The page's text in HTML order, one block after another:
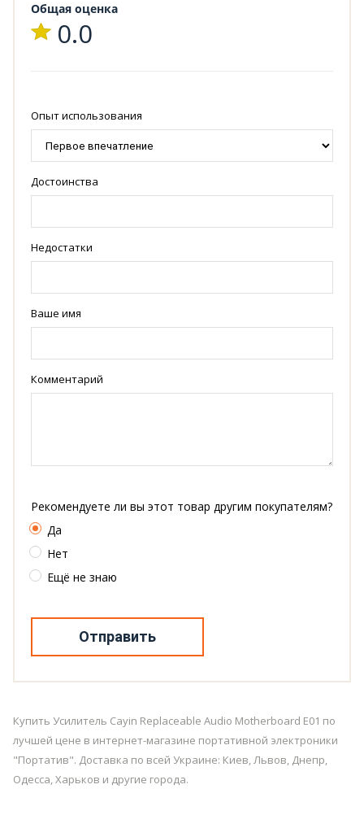
Общая оценка
0.0
Опыт использования
Достоинства
Недостатки
Ваше имя
Комментарий
Рекомендуете ли вы этот товар другим покупателям?
Да
Нет
Ещё не знаю
Отправить
Купить Усилитель Cayin Replaceable Audio Motherboard E01 по
лучшей цене в интернет-магазине портативной электроники
"Портатив". Доставка по всей Украине: Киев, Львов, Днепр,
Одесса, Харьков и другие города.